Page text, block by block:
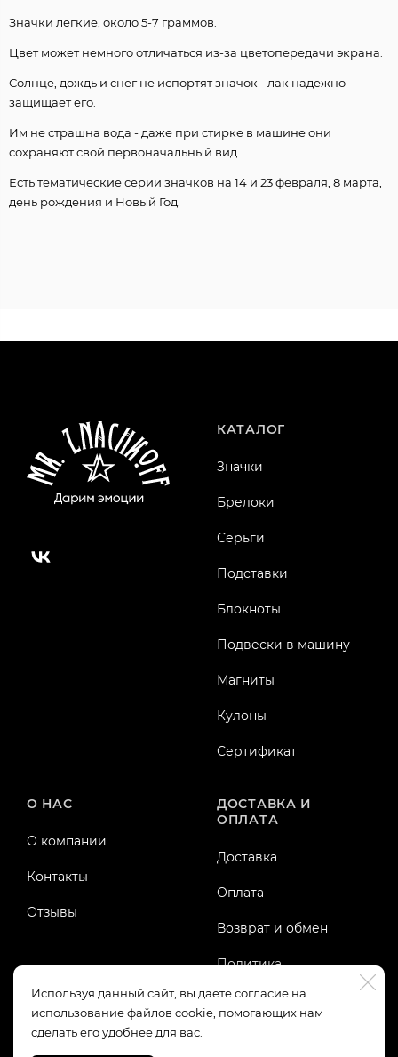
Используя данный сайт, вы даете согласие на
использование файлов cookie, помогающих нам
сделать его удобнее для вас.
Значки легкие, около 5-7 граммов.
Цвет может немного отличаться из-за цветопередачи экрана.
Солнце, дождь и снег не испортят значок - лак надежно
защищает его.
Им не страшна вода - даже при стирке в машине они
сохраняют свой первоначальный вид.
Есть тематические серии значков на 14 и 23 февраля, 8 марта,
день рождения и Новый Год.
КАТАЛОГ
Значки
Брелоки
Серьги
Подставки
Блокноты
Подвески в машину
Магниты
Кулоны
Сертификат
О НАС
О компании
Контакты
Отзывы
ДОСТАВКА И
ОПЛАТА
Доставка
Оплата
Возврат и обмен
Политика
конфиденциальности
Публичная оферта